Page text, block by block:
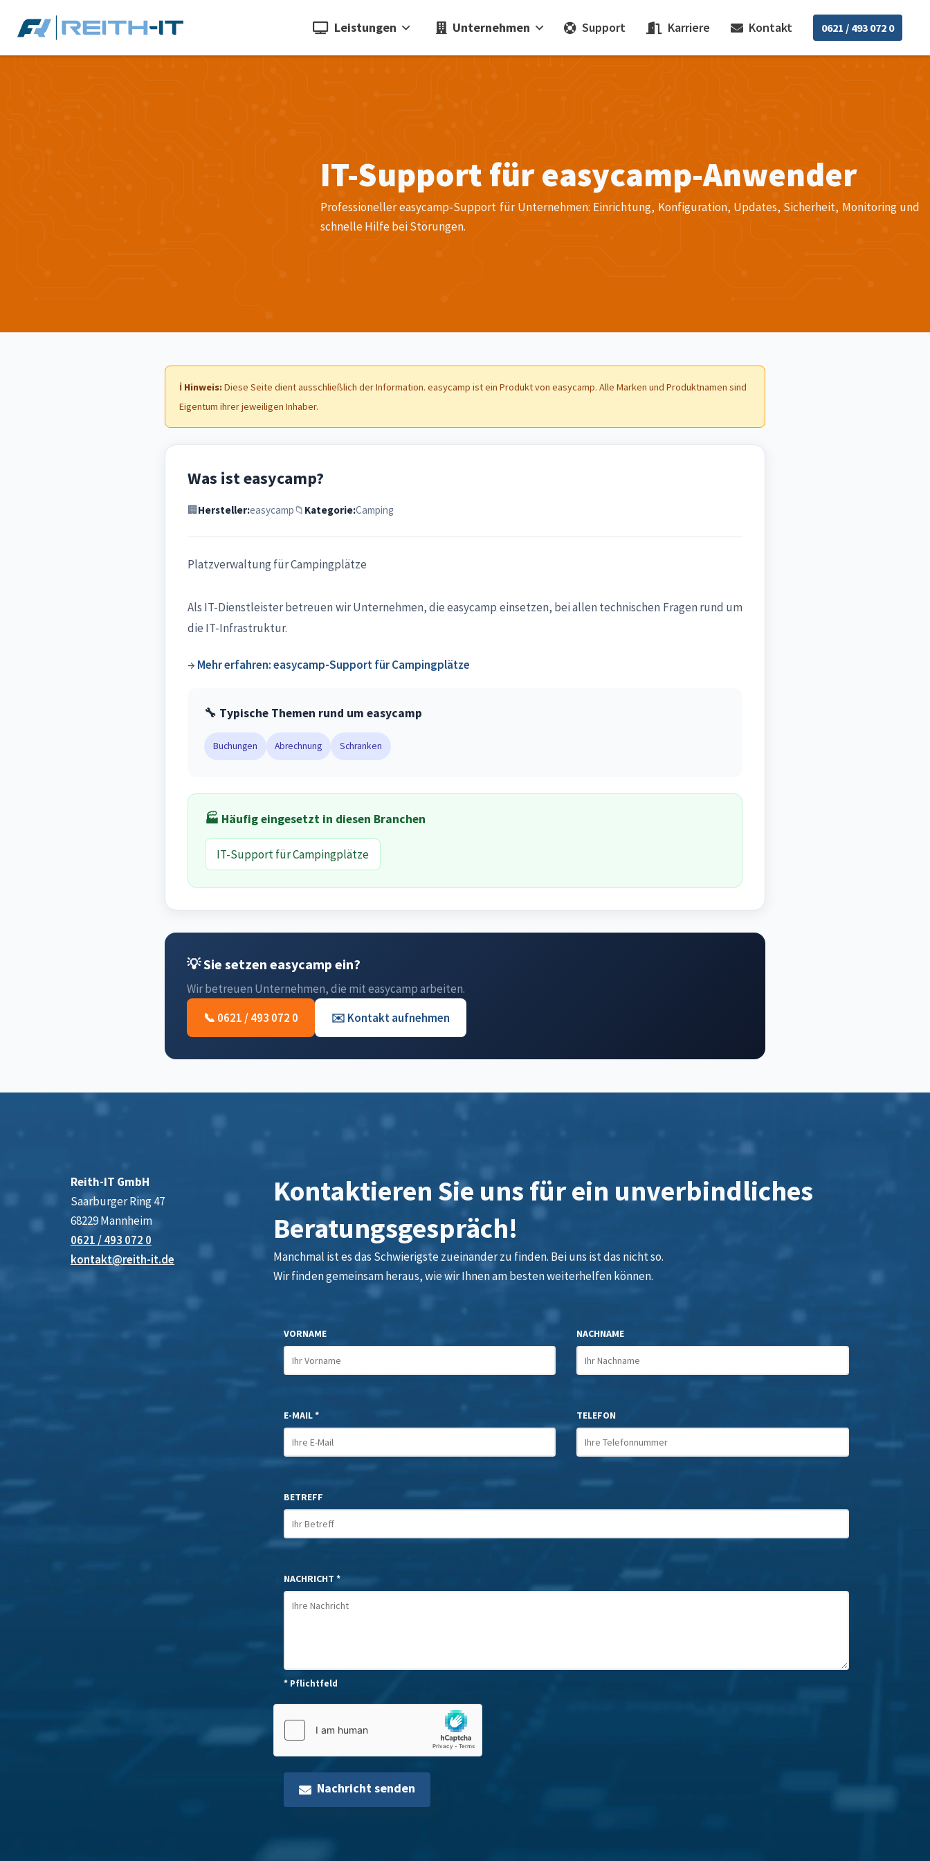
Leistungen Unternehmen Support Karriere Kontakt 0621 / 493 072 0
IT-Support für easycamp-Anwender
Professioneller easycamp-Support für Unternehmen: Einrichtung, Konfiguration, Updates, Sicherheit, Monitoring und
schnelle Hilfe bei Störungen.
ℹ️ Hinweis: Diese Seite dient ausschließlich der Information. easycamp ist ein Produkt von easycamp. Alle Marken und Produktnamen sind
Eigentum ihrer jeweiligen Inhaber.
Was ist easycamp?
🏢Hersteller:easycamp📁 Kategorie:Camping
Platzverwaltung für Campingplätze
Als IT-Dienstleister betreuen wir Unternehmen, die easycamp einsetzen, bei allen technischen Fragen rund um
die IT-Infrastruktur.
→ Mehr erfahren: easycamp-Support für Campingplätze
🔧 Typische Themen rund um easycamp
Buchungen Abrechnung Schranken
🏭 Häufig eingesetzt in diesen Branchen
IT-Support für Campingplätze
💡 Sie setzen easycamp ein?
Wir betreuen Unternehmen, die mit easycamp arbeiten.
📞 0621 / 493 072 0
✉️ Kontakt aufnehmen
Reith-IT GmbH
Saarburger Ring 47
68229 Mannheim
0621 / 493 072 0
kontakt@reith-it.de
Kontaktieren Sie uns für ein unverbindliches
Beratungsgespräch!
Manchmal ist es das Schwierigste zueinander zu finden. Bei uns ist das nicht so.
Wir finden gemeinsam heraus, wie wir Ihnen am besten weiterhelfen können.
VORNAME NACHNAME
E-MAIL * TELEFON
BETREFF
NACHRICHT *
* Pflichtfeld
Nachricht senden